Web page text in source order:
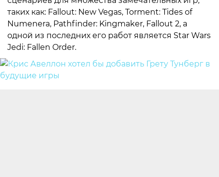
таких как: Fallout: New Vegas, Torment: Tides of
Numenera, Pathfinder: Kingmaker, Fallout 2, а
одной из последних его работ является Star Wars
Jedi: Fallen Order.